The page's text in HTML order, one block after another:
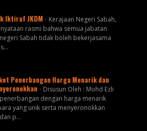
Iktiraf JKDM - Kerajaan Negeri Sabah,
rasmi bahwa semua jabatan
Sabah tidak boleh bekerjasama
Penerbangan Harga Menarik dan
- Disusun Oleh : Mohd Ezli
dengan harga menarik
yang unik serta menyeronokkan
p...